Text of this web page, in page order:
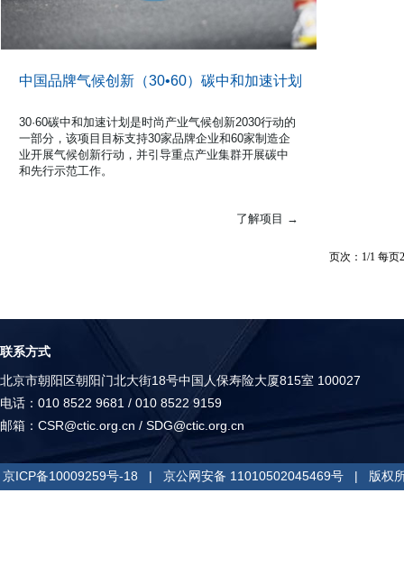
中国品牌气候创新（30•60）碳中和加速计划
30·60碳中和加速计划是时尚产业气候创新2030行动的
一部分，该项目目标支持30家品牌企业和60家制造企
业开展气候创新行动，并引导重点产业集群开展碳中
和先行示范工作。
了解项目 →
页次：1/1 每
联系方式
北京市朝阳区朝阳门北大街18号中国人保寿险大厦815室 100027
电话：010 8522 9681 / 010 8522 9159
邮箱： CSR@ctic.org.cn / SDG@ctic.org.cn
京ICP备10009259号-18 | 京公网安备 11010502045469号 | 版权